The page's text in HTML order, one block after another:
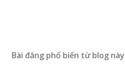
Bài đăng phổ biến từ blog này